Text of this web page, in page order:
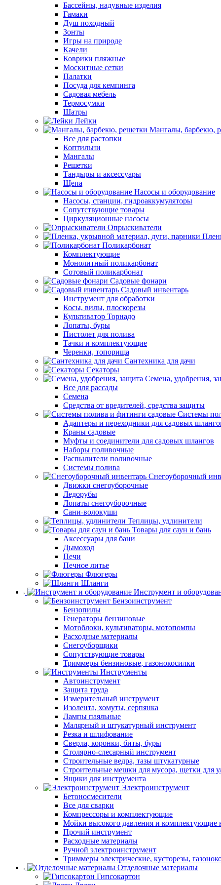
Бассейны, надувные изделия
Гамаки
Душ походный
Зонты
Игры на природе
Качели
Коврики пляжные
Москитные сетки
Палатки
Посуда для кемпинга
Садовая мебель
Термосумки
Шатры
Лейки
Мангалы, барбекю,
Все для растопки
Коптильни
Мангалы
Решетки
Тандыры и аксессуары
Щепа
Насосы и оборудование
Насосы, станции, гидроаккумуляторы
Сопутствующие товары
Циркуляционные насосы
Опрыскиватели
Поликарбонат
Комплектующие
Монолитный поликарбонат
Сотовый поликарбонат
Садовые фонари
Садовый инвентарь
Инструмент для обработки
Косы, вилы, плоскорезы
Культиватор Торнадо
Лопаты, буры
Пистолет для полива
Тачки и комплектующие
Черенки, топорища
Сантехника для дачи
Секаторы
Семена, удобрения,
Все для рассады
Семена
Средства от вредителей, средства защиты
Системы
Адаптеры и переходники для садовых
Краны садовые
Муфты и соединители для садовых шлангов
Наборы поливочные
Распылители поливочные
Системы полива
Снегоуборочный
Движки снегоуборочные
Ледорубы
Лопаты снегоуборочные
Сани-волокуши
Теплицы, удлинители
Товары для саун и бань
Аксессуары для бани
Дымоход
Печи
Печное литье
Флюгеры
Шланги
Инструмент и
Бензоинструмент
Бензопилы
Генераторы бензиновые
Мотоблоки, культиваторы, мотопомпы
Расходные материалы
Снегоуборщики
Сопутствующие товары
Триммеры бензиновые, газонокосилки
Инструменты
Автоинструмент
Защита труда
Измерительный инструмент
Изолента, хомуты, серпянка
Лампы паяльные
Малярный и штукатурный инструмент
Резка и шлифование
Сверла, коронки, биты, буры
Столярно-слесарный инструмент
Строительные ведра, тазы штукатурные
Строительные мешки для мусора, щетки для
Ящики для инструмента
Электроинструмент
Бетоносмесители
Все для сварки
Компрессоры и комплектующие
Мойки высокого давления и комплектующие
Прочий инструмент
Расходные материалы
Ручной электроинструмент
Триммеры электрические, кусторезы,
Отделочные материалы
Гипсокартон